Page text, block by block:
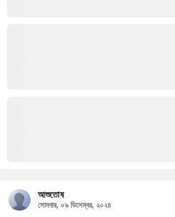
আশুতোষ
সোমবার, ০৯ ডিসেম্বর, ২০২৪